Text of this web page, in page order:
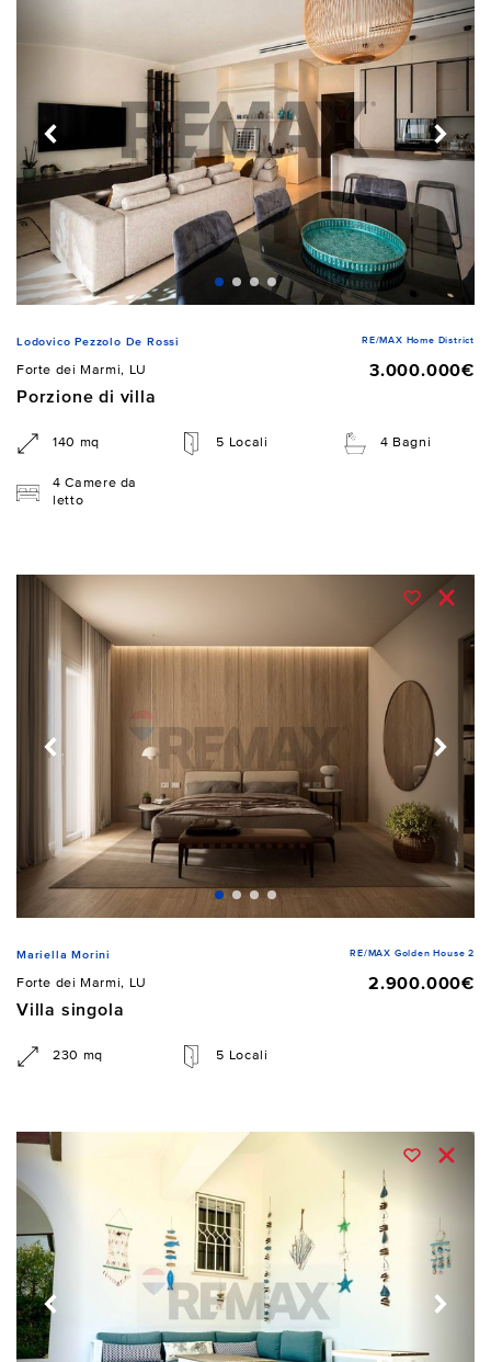
Lodovico Pezzolo De Rossi RE/MAX Home District
Forte dei Marmi, LU
3.000.000€
Porzione di villa
140 mq 5 Locali 4 Bagni
4 Camere da
letto
Mariella Morini RE/MAX Golden House 2
Forte dei Marmi, LU
2.900.000€
Villa singola
230 mq 5 Locali